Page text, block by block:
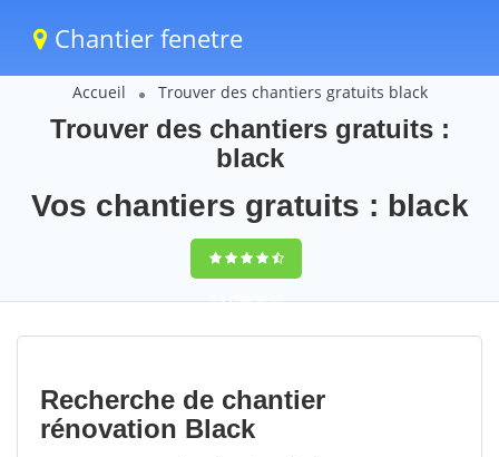
Chantier fenetre
Accueil Trouver des chantiers gratuits black
Trouver des chantiers gratuits :
black
Vos chantiers gratuits : black
9,5(100%)64
votes
Recherche de chantier
rénovation Black